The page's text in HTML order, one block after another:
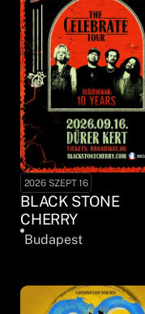
2026 SZEPT 16
BLACK STONE
CHERRY
Budapest